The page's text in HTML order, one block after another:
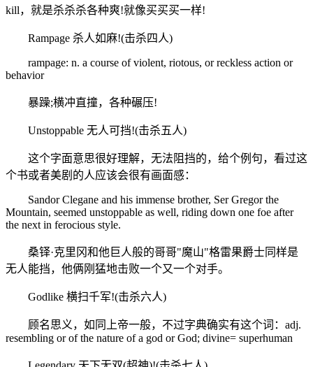
kill，就是杀杀杀各种爽!就像买买买一样!
Rampage 杀人如麻!(击杀四人)
rampage: n. a course of violent, riotous, or reckless action or
behavior
暴躁;横冲直撞，各种碾压!
Unstoppable 无人可挡!(击杀五人)
这个字面意思很好理解，无法阻挡的，给个例句，看过这
个书或者美剧的人应该会很有画面感：
Sandor Clegane and his immense brother, Ser Gregor the
Mountain, seemed unstoppable as well, riding down one foe after
the next in ferocious style.
桑铎·克里冈和他巨人般的哥哥"魔山"格雷果爵士同样是
无人能挡，他俩刚猛地击败一个又一个对手。
Godlike 横扫千军!(击杀六人)
顾名思义，如同上帝一般，不过字典确实有这个词：adj.
resembling or of the nature of a god or God; divine= superhuman